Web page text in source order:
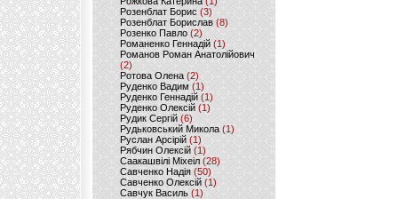
Розенблат Борис (3)
Розенблат Борислав (8)
Розенко Павло (2)
Романенко Геннадій (1)
Романов Роман Анатолійович
(2)
Ротова Олена(2)
Руденко Вадим (1)
Руденко Геннадій (1)
Руденко Олексій(1)
Рудик Сергій(6)
Рудьковський Микола (1)
Руслан Арсірій(1)
Рябчин Олексій (1)
Саакашвілі Міхеіл(28)
Савченко Надія (50)
Савченко Олексій(1)
Савчук Василь (1)